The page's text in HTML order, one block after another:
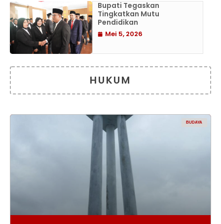
Bupati Tegaskan
Tingkatkan Mutu
Pendidikan
Mei 5, 2026
HUKUM
BUDAYA